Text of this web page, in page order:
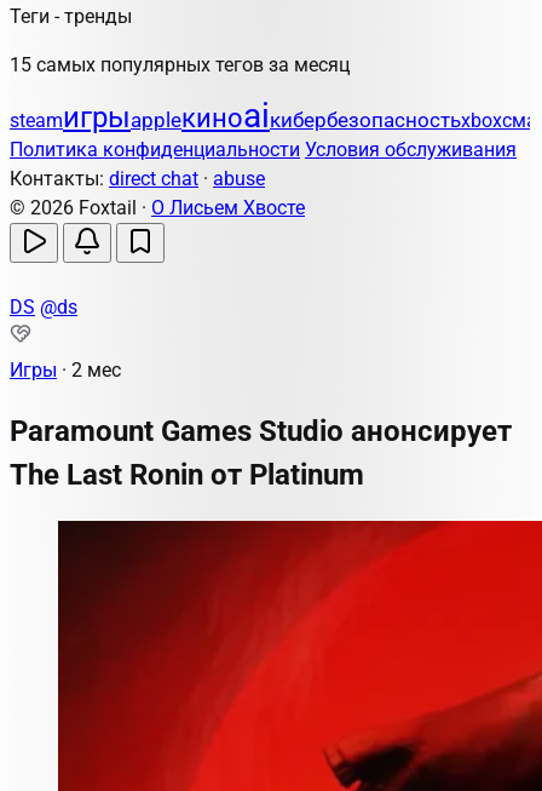
Теги - тренды
15 самых популярных тегов за месяц
steamигрыappleкиноaiкибербезопасностьxbox
Политика конфиденциальности Условия обслуживания
Контакты: direct chat · abuse
© 2026 Foxtail · О Лисьем Хвосте
DS @ds
Игры · 2 мес
Paramount Games Studio анонсирует
The Last Ronin от Platinum